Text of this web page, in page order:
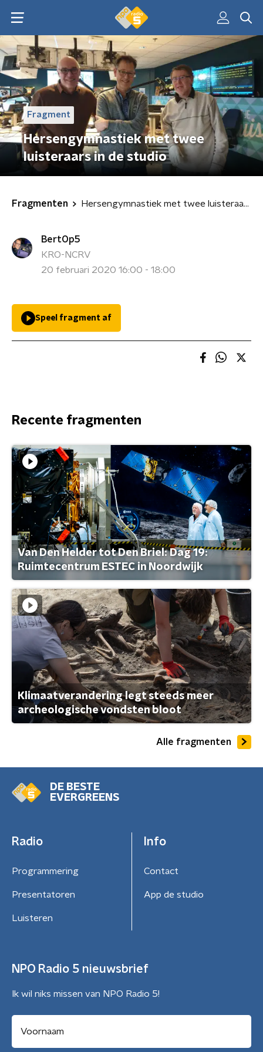
Fragment
Hersengymnastiek met twee
luisteraars in de studio
Fragmenten Hersengymnastiek met twee luisteraars in de studio
BertOp5
KRO-NCRV
20 februari 2020 16:00 - 18:00
Speel fragment af
Recente fragmenten
Van Den Helder tot Den Briel: Dag 19:
Ruimtecentrum ESTEC in Noordwijk
Klimaatverandering legt steeds meer
archeologische vondsten bloot
Alle fragmenten
DE BESTE
EVERGREENS
Radio
Programmering
Presentatoren
Luisteren
Info
Contact
App de studio
NPO Radio 5 nieuwsbrief
Ik wil niks missen van NPO Radio 5!